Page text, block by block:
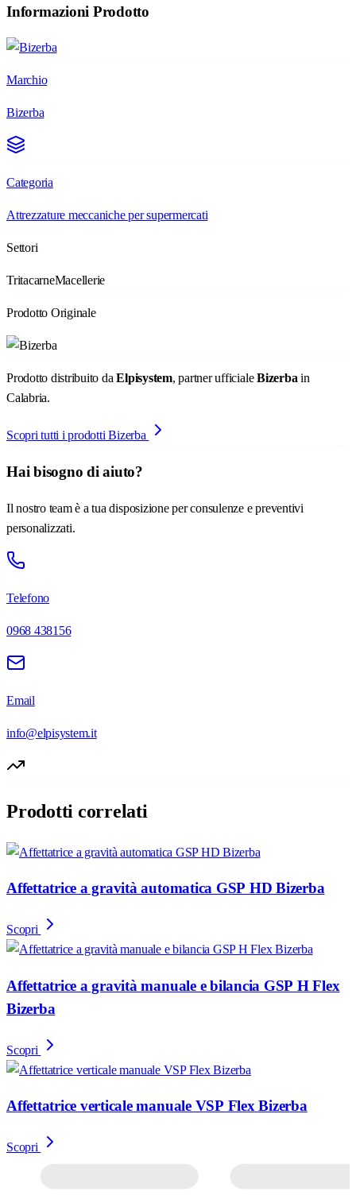
Informazioni Prodotto
Marchio
Bizerba
Categoria
Attrezzature meccaniche per supermercati
Settori
TritacarneMacellerie
Prodotto Originale
Prodotto distribuito daElpisystem, partner ufficialeBizerbain
Calabria.
Scopri tutti i prodotti Bizerba
Hai bisogno di aiuto?
Il nostro team è a tua disposizione per consulenze e preventivi
personalizzati.
Telefono
0968 438156
Email
info@elpisystem.it
Prodotti correlati
Affettatrice a gravità automatica GSP HD Bizerba
Scopri
Affettatrice a gravità manuale e bilancia GSP H Flex
Bizerba
Scopri
Affettatrice verticale manuale VSP Flex Bizerba
Scopri